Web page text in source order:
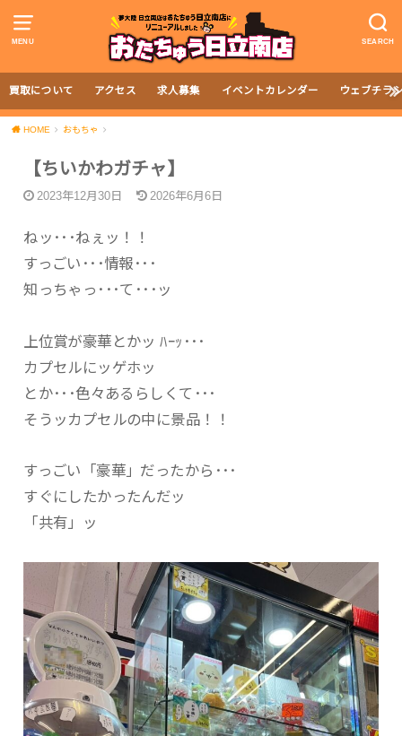
MENU SEARCH
買取について アクセス 求人募集 イベントカレンダー ウェブチラ
HOME おもちゃ
【ちいかわガチャ】
2023年12月30日 2026年6月6日
ねッ･･･ねぇッ！！
すっごい･･･情報･･･
知っちゃっ･･･て･･･ッ
上位賞が豪華とかッ ﾊｰｯ･･･
カプセルにッゲホッ
とか･･･色々あるらしくて･･･
そうッカプセルの中に景品！！
すっごい「豪華」だったから･･･
すぐにしたかったんだッ
「共有」ッ